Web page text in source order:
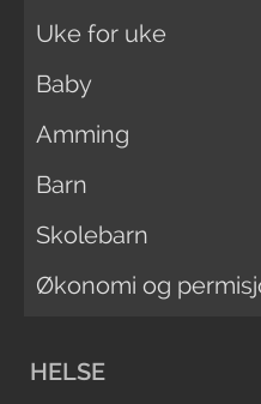
Uke for uke
Baby
Amming
Barn
Skolebarn
Økonomi og
HELSE